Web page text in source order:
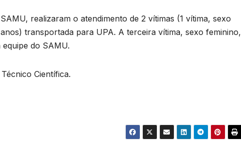
realizaram o atendimento de 2 vítimas (1 vítima, sexo
transportada para UPA. A terceira vítima, sexo feminino,
do SAMU.
Científica.